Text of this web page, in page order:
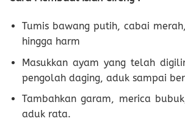
Tumis bawang putih, cabai
hingga harm
Masukkan ayam yang telah
pengolah daging, aduk sampai
Tambahkan garam, merica
aduk rata.